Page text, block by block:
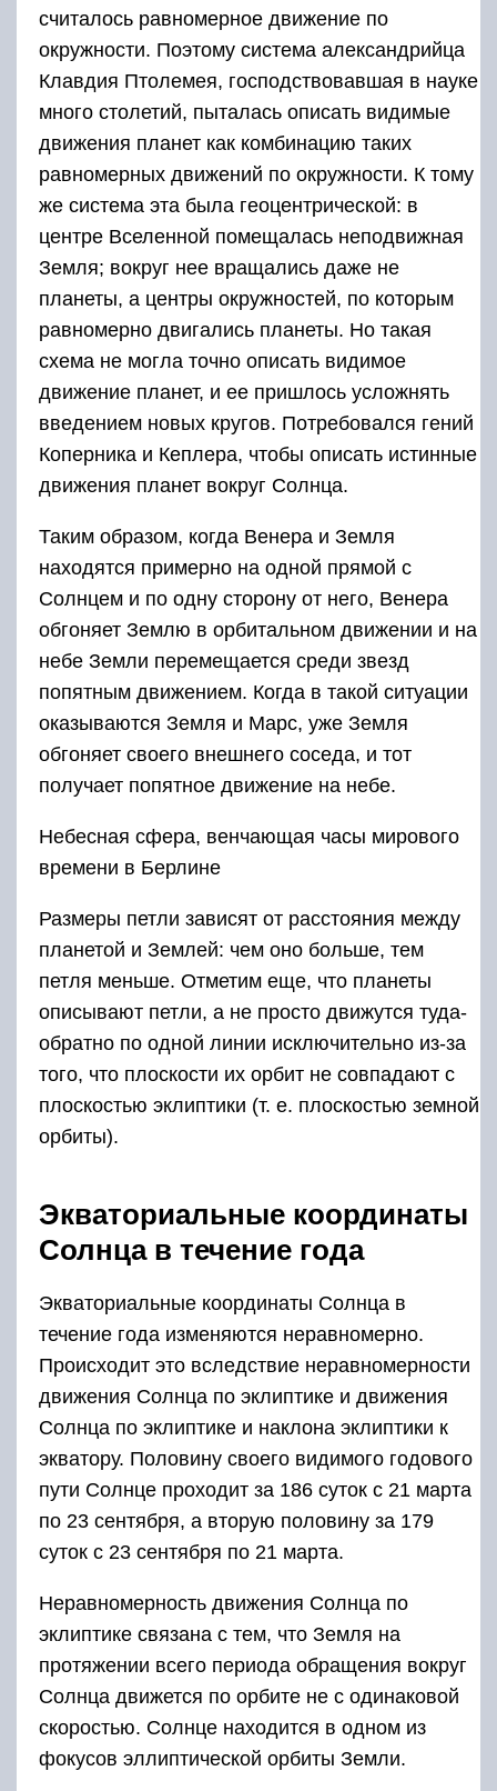
считалось равномерное движение по
окружности. Поэтому система александрийца
Клавдия Птолемея, господствовавшая в науке
много столетий, пыталась описать видимые
движения планет как комбинацию таких
равномерных движений по окружности. К тому
же система эта была геоцентрической: в
центре Вселенной помещалась неподвижная
Земля; вокруг нее вращались даже не
планеты, а центры окружностей, по которым
равномерно двигались планеты. Но такая
схема не могла точно описать видимое
движение планет, и ее пришлось усложнять
введением новых кругов. Потребовался гений
Коперника и Кеплера, чтобы описать истинные
движения планет вокруг Солнца.
Таким образом, когда Венера и Земля
находятся примерно на одной прямой с
Солнцем и по одну сторону от него, Венера
обгоняет Землю в орбитальном движении и на
небе Земли перемещается среди звезд
попятным движением. Когда в такой ситуации
оказываются Земля и Марс, уже Земля
обгоняет своего внешнего соседа, и тот
получает попятное движение на небе.
Небесная сфера, венчающая часы мирового
времени в Берлине
Размеры петли зависят от расстояния между
планетой и Землей: чем оно больше, тем
петля меньше. Отметим еще, что планеты
описывают петли, а не просто движутся туда-
обратно по одной линии исключительно из-за
того, что плоскости их орбит не совпадают с
плоскостью эклиптики (т. е. плоскостью земной
орбиты).
Экваториальные координаты
Солнца в течение года
Экваториальные координаты Солнца в
течение года изменя­ются неравномерно.
Происходит это вследствие неравномерности
движения Солнца по эклиптике и движения
Солнца по эклиптике и наклона эклиптики к
экватору. Половину своего видимого годо­вого
пути Солнце проходит за 186 суток с 21 марта
по 23 сентяб­ря, а вторую половину за 179
суток с 23 сентября по 21 марта.
Неравномерность движения Сол­нца по
эклиптике связана с тем, что Земля на
протяжении всего периода обращения вокруг
Солнца движется по орбите не с оди­наковой
скоростью. Солнце находится в одном из
фокусов эллип­тической орбиты Земли.